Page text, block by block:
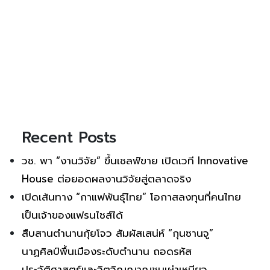
Recent Posts
วช. พา “งานวิจัย” ขึ้นเชลฟ์ขาย เปิดเวที Innovative
House ต่อยอดผลงานวิจัยสู่ตลาดจริง
เปิดเส้นทาง “กาแฟพันธุ์ไทย” โอกาสลงทุนที่คนไทย
เป็นเจ้าของแฟรนไชส์ได้
สืบสานตำนานกุ้ยโจว สัมผัสเสน่ห์ “กุนซานจู”
นาฏศิลป์พื้นเมืองระดับตำนาน ถอดรหัส